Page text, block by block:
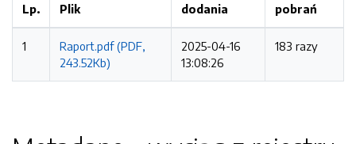
Lp. Plik
dodania
pobrań
1
Raport.pdf (PDF,
243.52Kb)
2025-04-16
13:08:26
183 razy